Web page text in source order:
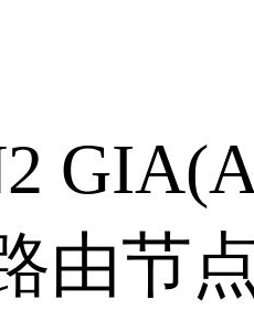
由节